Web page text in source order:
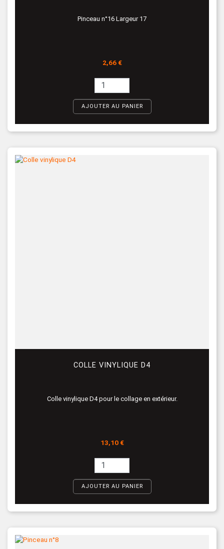
Pinceau n°16 Largeur 17
Prix
2,66 €
AJOUTER AU PANIER
COLLE VINYLIQUE D4
Colle vinylique D4 pour le collage en extérieur.
Prix
13,10 €
AJOUTER AU PANIER